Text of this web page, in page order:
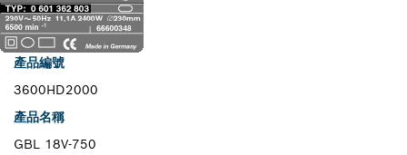
產品編號
3600HD2000
產品名稱
GBL 18V-750